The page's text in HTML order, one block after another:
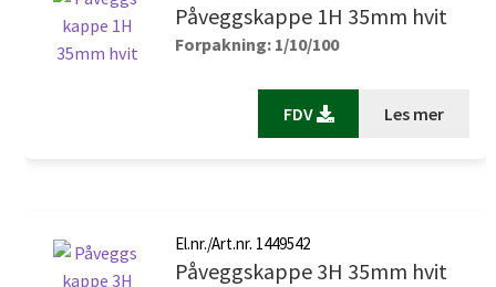
Påveggskappe 1H 35mm hvit
Forpakning: 1/10/100
FDV Les mer
El.nr./Art.nr. 1449542
Påveggskappe 3H 35mm hvit